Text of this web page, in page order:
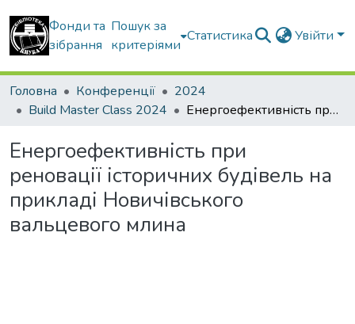
Фонди та
зібрання
Пошук за
критеріями
Статистика Увійти
Головна Конференції
2024
Build Master Class 2024
Енергоефективність при реновації історичних будівель на прикладі Новичівського вальцевого млина
Енергоефективність при
реновації історичних будівель на
прикладі Новичівського
вальцевого млина